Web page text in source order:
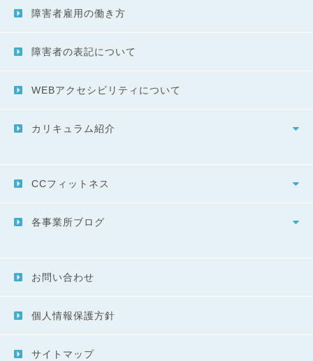
障害者雇用の働き方
障害者の表記について
WEBアクセシビリティについて
カリキュラム紹介
CCフィットネス
各事業所ブログ
お問い合わせ
個人情報保護方針
サイトマップ